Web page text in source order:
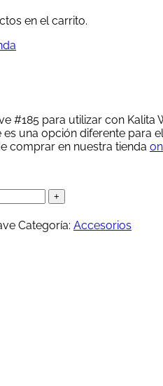
en el carrito.
#185 para utilizar con Kalita
es una opción diferente para
comprar en nuestra tienda
Categoría: Accesorios